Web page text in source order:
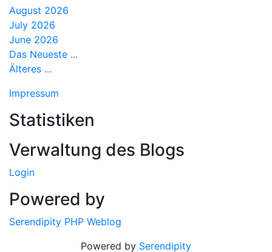
August 2026
July 2026
June 2026
Das Neueste ...
Älteres ...
Impressum
Statistiken
Verwaltung des Blogs
Login
Powered by
Serendipity PHP Weblog
Powered by Serendipity